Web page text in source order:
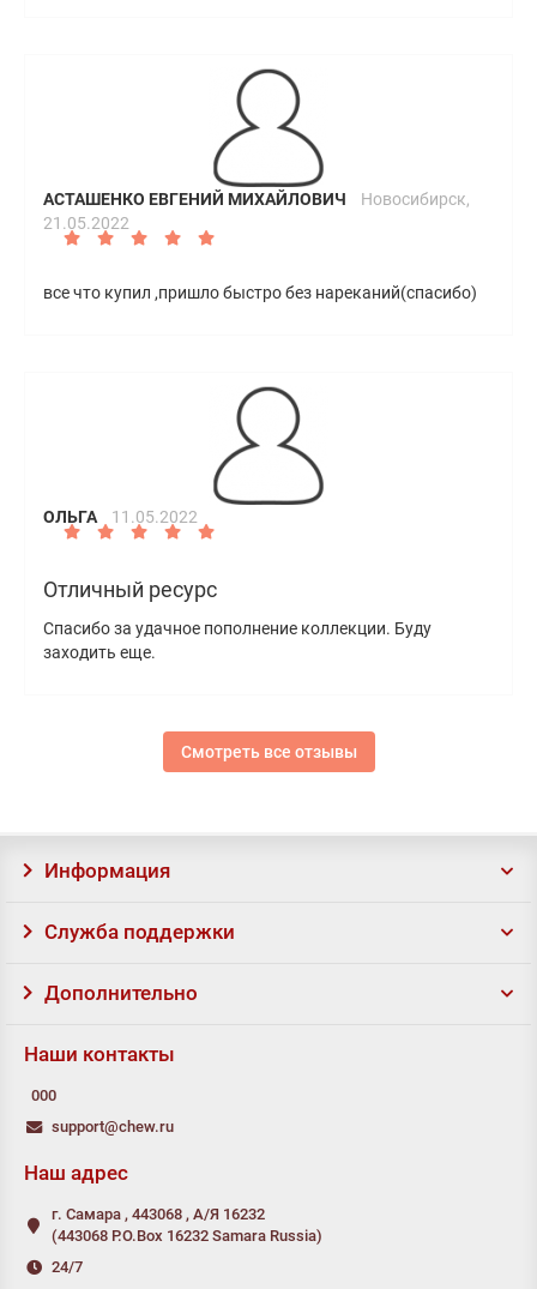
АСТАШЕНКО ЕВГЕНИЙ МИХАЙЛОВИЧ
Новосибирск,
21.05.2022
все что купил ,пришло быстро без нареканий(спасибо)
ОЛЬГА 11.05.2022
Отличный ресурс
Спасибо за удачное пополнение коллекции. Буду
заходить еще.
Смотреть все отзывы
Информация
Служба поддержки
Дополнительно
Наши контакты
000
support@chew.ru
Наш адрес
г. Самара , 443068 , А/Я 16232
(443068 P.O.Box 16232 Samara Russia)
24/7